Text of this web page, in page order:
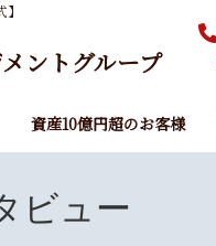
ントグループ
資産10億円超のお客様
ビュー